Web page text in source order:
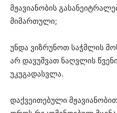
მჟავიანობის
მიმართული;
უნდა ვიზრუნოთ საჭმლის
არ დავუშვათ ნაღვლის
უკუგადასვლა.
დაქვეითებული